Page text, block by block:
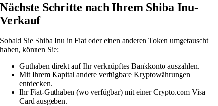
Nächste Schritte nach Ihrem Shiba Inu-
Verkauf
Sobald Sie Shiba Inu in Fiat oder einen anderen Token umgetauscht
haben, können Sie:
Guthaben direkt auf Ihr verknüpftes Bankkonto auszahlen.
Mit Ihrem Kapital andere verfügbare Kryptowährungen
entdecken.
Ihr Fiat-Guthaben (wo verfügbar) mit einer Crypto.com Visa
Card ausgeben.